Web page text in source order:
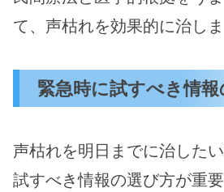
て、声枯れを効果的に治しま
緊急時に試すべき情
声枯れを明日までに治した
試すべき情報の選び方が重要